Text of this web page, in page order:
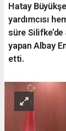
Hatay
yardımcısı
süre
yapan Albay
etti.